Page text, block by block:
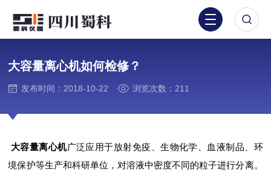
大容量离心机如何检修？
发布时间：2018-10-22 浏览次数：211
大容量离心机广泛应用于放射免疫、生物化学、血液制品、环
境保护等生产和科研单位，对溶液中密度不同的粒子进行分离。